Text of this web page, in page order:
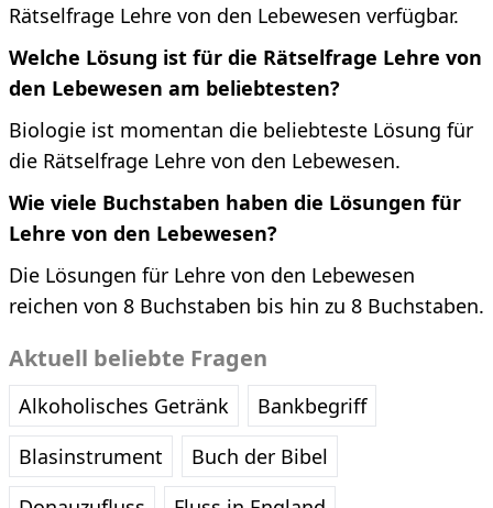
Rätselfrage Lehre von den Lebewesen verfügbar.
Welche Lösung ist für die Rätselfrage Lehre von
den Lebewesen am beliebtesten?
Biologie ist momentan die beliebteste Lösung für
die Rätselfrage Lehre von den Lebewesen.
Wie viele Buchstaben haben die Lösungen für
Lehre von den Lebewesen?
Die Lösungen für Lehre von den Lebewesen
reichen von 8 Buchstaben bis hin zu 8 Buchstaben.
Aktuell beliebte Fragen
Alkoholisches Getränk
Bankbegriff
Blasinstrument
Buch der Bibel